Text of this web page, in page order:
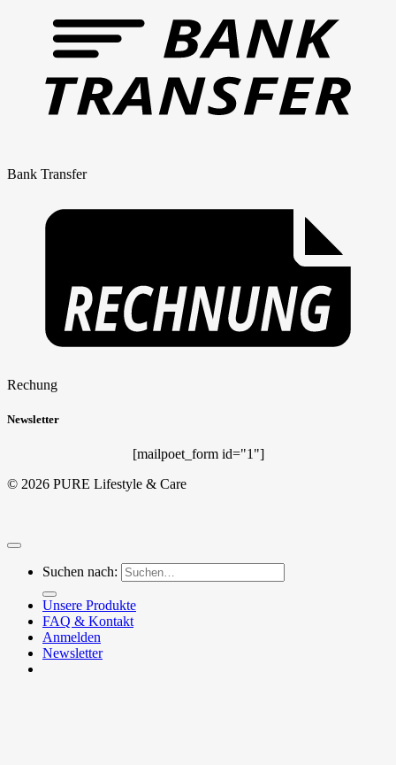
Bank Transfer
Rechung
Newsletter
[mailpoet_form id="1"]
© 2026 PURE Lifestyle & Care
Suchen nach:
Unsere Produkte
FAQ & Kontakt
Anmelden
Newsletter